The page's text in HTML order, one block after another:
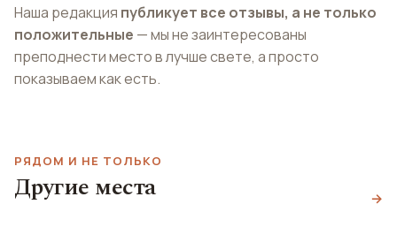
Наша редакция публикует все отзывы, а не только
положительные — мы не заинтересованы
преподнести место в лучше свете, а просто
показываем как есть.
РЯДОМ И НЕ ТОЛЬКО
Другие места →
Лебединое озеро